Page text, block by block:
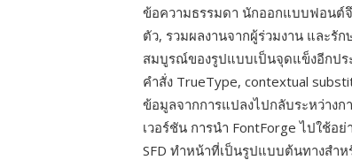
ข้อความธรรมดา นักออกแบบฟอนต์
ตัว, รวมผลงานจากผู้ร่วมงาน และรั
สมบูรณ์ของรูปแบบเป็นจุดแข็งอีกปร
คำสั่ง TrueType, contextual
ข้อมูลจากการแปลงไปกลับระหว่างก
เวอร์ชัน การนำ FontForge ไปใช้
SFD ทำหน้าที่เป็นรูปแบบต้นทางส